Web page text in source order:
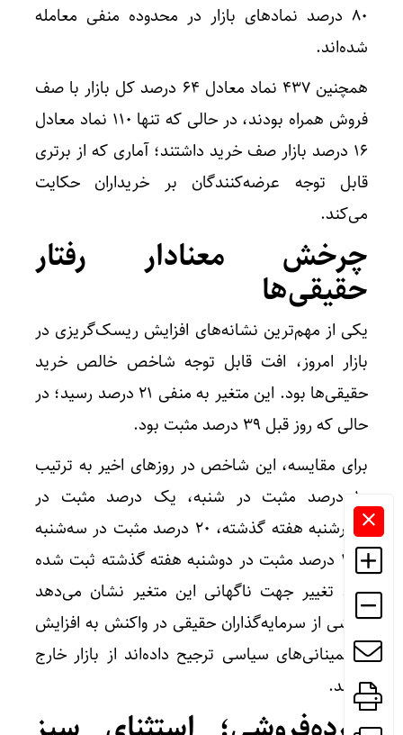
۸۰ درصد نماد‌های بازار در محدوده منفی معامله
شده‌اند.
همچنین ۴۳۷ نماد معادل ۶۴ درصد کل بازار با صف
فروش همراه بودند، در حالی که تنها ۱۱۰ نماد معادل
۱۶ درصد بازار صف خرید داشتند؛ آماری که از برتری
قابل توجه عرضه‌کنندگان بر خریداران حکایت
می‌کند.
چرخش معنادار رفتار
حقیقی‌ها
یکی از مهم‌ترین نشانه‌های افزایش ریسک‌گریزی در
بازار امروز، افت قابل توجه شاخص خالص خرید
حقیقی‌ها بود. این متغیر به منفی ۲۱ درصد رسید؛ در
حالی که روز قبل ۳۹ درصد مثبت بود.
برای مقایسه، این شاخص در روز‌های اخیر به ترتیب
۱۰ درصد مثبت در شنبه، یک درصد مثبت در
چهارشنبه هفته گذشته، ۲۰ درصد مثبت در سه‌شنبه
و ۱۸ درصد مثبت در دوشنبه هفته گذشته ثبت شده
بود. تغییر جهت ناگهانی این متغیر نشان می‌دهد
بخشی از سرمایه‌گذاران حقیقی در واکنش به افزایش
نااطمینانی‌های سیاسی ترجیح داده‌اند از بازار خارج
شوند.